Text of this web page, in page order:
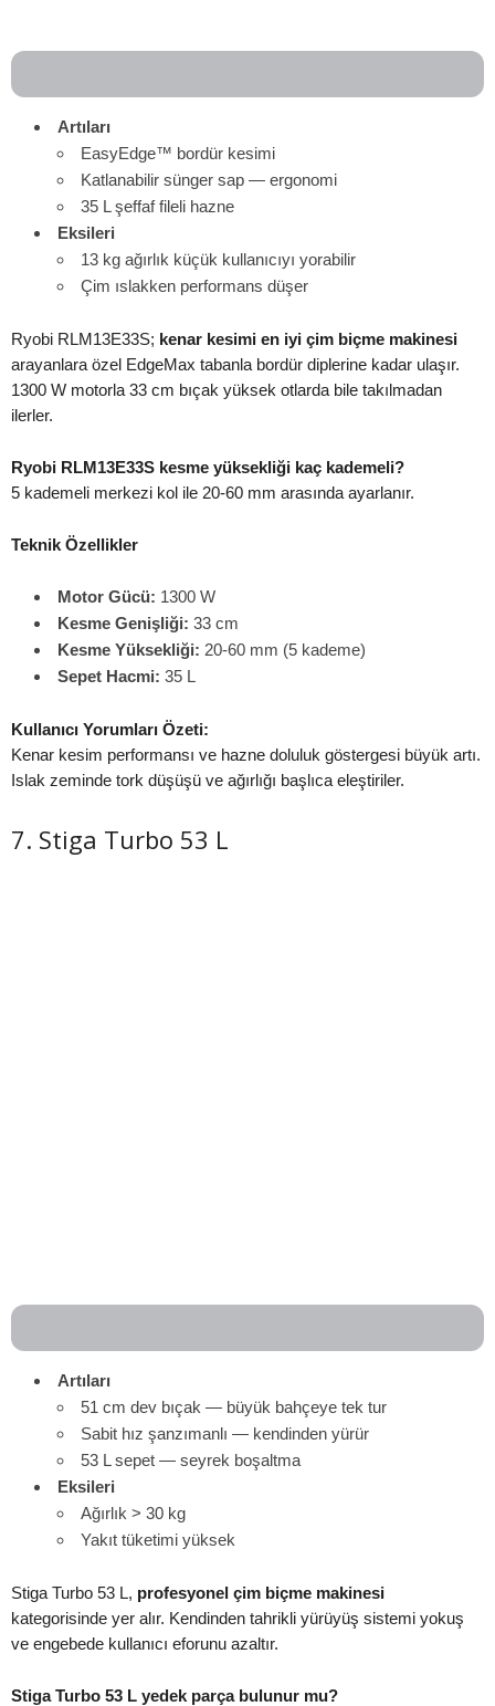
Artıları
EasyEdge™ bordür kesimi
Katlanabilir sünger sap — ergonomi
35 L şeffaf fileli hazne
Eksileri
13 kg ağırlık küçük kullanıcıyı yorabilir
Çim ıslakken performans düşer
Ryobi RLM13E33S; kenar kesimi en iyi çim biçme makinesi
arayanlara özel EdgeMax tabanla bordür diplerine kadar ulaşır.
1300 W motorla 33 cm bıçak yüksek otlarda bile takılmadan
ilerler.
Ryobi RLM13E33S kesme yüksekliği kaç kademeli?
5 kademeli merkezi kol ile 20-60 mm arasında ayarlanır.
Teknik Özellikler
Motor Gücü: 1300 W
Kesme Genişliği: 33 cm
Kesme Yüksekliği: 20-60 mm (5 kademe)
Sepet Hacmi: 35 L
Kullanıcı Yorumları Özeti:
Kenar kesim performansı ve hazne doluluk göstergesi büyük artı.
Islak zeminde tork düşüşü ve ağırlığı başlıca eleştiriler.
7. Stiga Turbo 53 L
Artıları
51 cm dev bıçak — büyük bahçeye tek tur
Sabit hız şanzımanlı — kendinden yürür
53 L sepet — seyrek boşaltma
Eksileri
Ağırlık > 30 kg
Yakıt tüketimi yüksek
Stiga Turbo 53 L, profesyonel çim biçme makinesi
kategorisinde yer alır. Kendinden tahrikli yürüyüş sistemi yokuş
ve engebede kullanıcı eforunu azaltır.
Stiga Turbo 53 L yedek parça bulunur mu?